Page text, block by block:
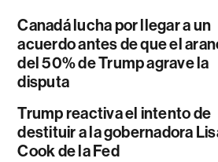
Canadá lucha por llegar a un
acuerdo antes de que el
del 50% de Trump agrave la
disputa
Trump reactiva el intento de
destituir a la gobernadora
Cook de la Fed